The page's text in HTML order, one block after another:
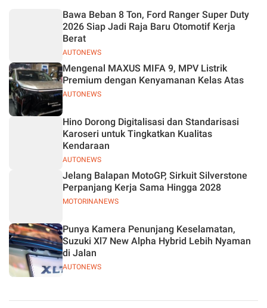
AUTONEWS
Bawa Beban 8 Ton, Ford Ranger Super Duty
2026 Siap Jadi Raja Baru Otomotif Kerja
Berat
AUTONEWS
Mengenal MAXUS MIFA 9, MPV Listrik
Premium dengan Kenyamanan Kelas Atas
AUTONEWS
Hino Dorong Digitalisasi dan Standarisasi
Karoseri untuk Tingkatkan Kualitas
Kendaraan
MOTORINANEWS
Jelang Balapan MotoGP, Sirkuit Silverstone
Perpanjang Kerja Sama Hingga 2028
AUTONEWS
Punya Kamera Penunjang Keselamatan,
Suzuki Xl7 New Alpha Hybrid Lebih Nyaman
di Jalan